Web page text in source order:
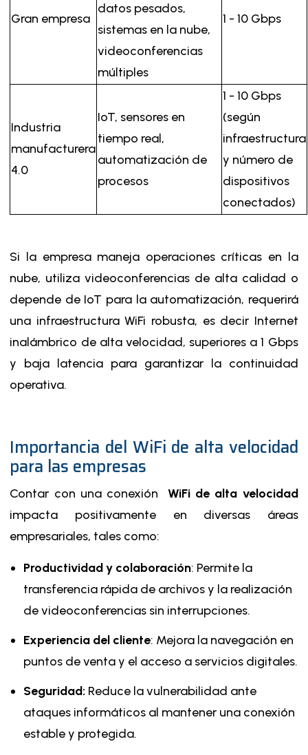
Gran empresa
datos pesados,
sistemas en la nube,
videoconferencias
múltiples
1 - 10 Gbps
Industria
manufacturera
4.0
IoT, sensores en
tiempo real,
automatización de
procesos
1 - 10 Gbps
(según
infraestructura
y número de
dispositivos
conectados)
Si la empresa maneja operaciones críticas en la
nube, utiliza videoconferencias de alta calidad o
depende de IoT para la automatización, requerirá
una infraestructura WiFi robusta, es decir Internet
inalámbrico de alta velocidad, superiores a 1 Gbps
y baja latencia para garantizar la continuidad
operativa.
Importancia del WiFi de alta velocidad
para las empresas
Contar con una conexión
WiFi de alta velocidad
impacta positivamente en diversas áreas
empresariales, tales como:
Productividad y colaboración: Permite la
transferencia rápida de archivos y la realización
de videoconferencias sin interrupciones.
Experiencia del cliente: Mejora la navegación en
puntos de venta y el acceso a servicios digitales.
Seguridad: Reduce la vulnerabilidad ante
ataques informáticos al mantener una conexión
estable y protegida.